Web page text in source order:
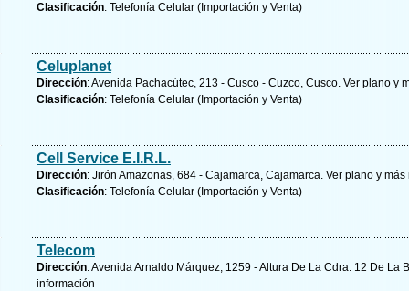
Clasificación: Telefonía Celular (Importación y Venta)
Celuplanet
Dirección: Avenida Pachacútec, 213 - Cusco - Cuzco, Cusco. Ver plano y
Clasificación: Telefonía Celular (Importación y Venta)
Cell Service E.I.R.L.
Dirección: Jirón Amazonas, 684 - Cajamarca, Cajamarca. Ver plano y más
Clasificación: Telefonía Celular (Importación y Venta)
Telecom
Dirección: Avenida Arnaldo Márquez, 1259 - Altura De La Cdra. 12 De La
información